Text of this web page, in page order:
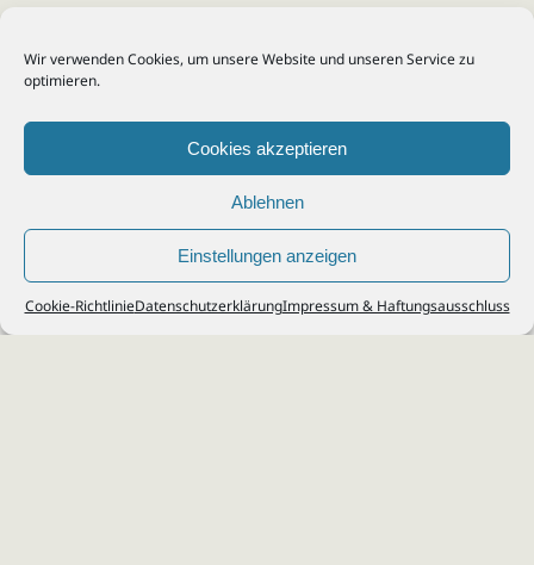
Wir verwenden Cookies, um unsere Website und unseren Service zu
optimieren.
Cookies akzeptieren
Ablehnen
Einstellungen anzeigen
Cookie-RichtlinieDatenschutzerklärungImpressum & Haftungsausschluss
© 2026Steuerberater Kempf, Köln - Steuerberatung Poll, Porz, Deutz, Mülheim,